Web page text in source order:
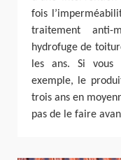
fois
traitement
hydrofuge de
les ans. Si vous
exemple, le
trois ans en
pas de le faire